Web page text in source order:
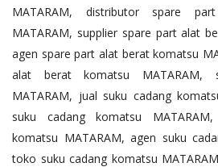
MATARAM, distributor spare
MATARAM, supplier spare part alat
agen spare part alat berat komatsu
alat berat komatsu MATARAM,
MATARAM, jual suku cadang
suku cadang komatsu
komatsu MATARAM, agen suku
toko suku cadang komatsu